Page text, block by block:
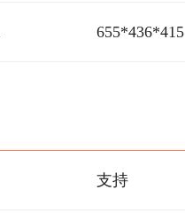
655*436*415
支持